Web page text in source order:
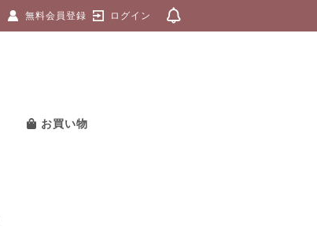
無料会員登録 ログイン
お買い物